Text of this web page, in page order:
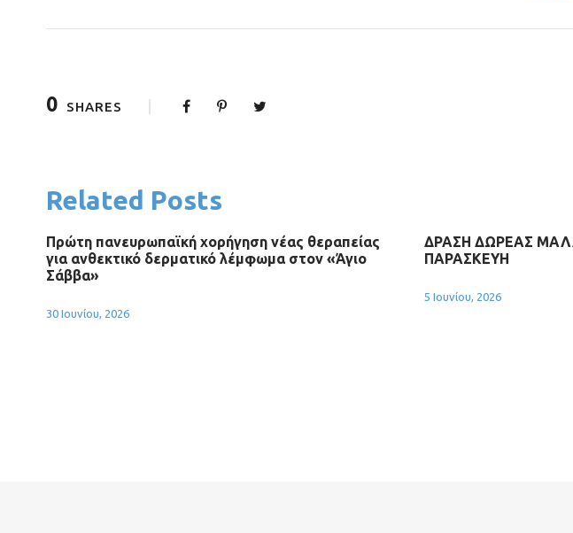
0 SHARES
Related Posts
Πρώτη πανευρωπαϊκή χορήγηση νέας θεραπείας
για ανθεκτικό δερματικό λέμφωμα στον «Άγιο
Σάββα»
30 Ιουνίου, 2026
ΔΡΑΣΗ ΔΩΡΕΑΣ
ΠΑΡΑΣΚΕΥΗ
5 Ιουνίου, 2026